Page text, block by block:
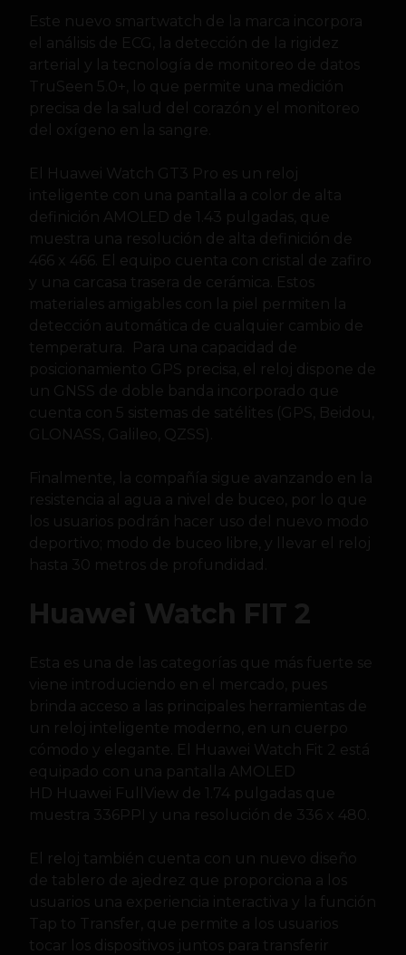
Este nuevo smartwatch de la marca incorpora
el análisis de ECG, la detección de la rigidez
arterial y la tecnología de monitoreo de datos
TruSeen 5.0+, lo que permite una medición
precisa de la salud del corazón y el monitoreo
del oxígeno en la sangre.
El Huawei Watch GT3 Pro es un reloj
inteligente con una pantalla a color de alta
definición AMOLED de 1.43 pulgadas, que
muestra una resolución de alta definición de
466 x 466. El equipo cuenta con cristal de zafiro
y una carcasa trasera de cerámica. Estos
materiales amigables con la piel permiten la
detección automática de cualquier cambio de
temperatura. Para una capacidad de
posicionamiento GPS precisa, el reloj dispone de
un GNSS de doble banda incorporado que
cuenta con 5 sistemas de satélites (GPS, Beidou,
GLONASS, Galileo, QZSS).
Finalmente, la compañía sigue avanzando en la
resistencia al agua a nivel de buceo, por lo que
los usuarios podrán hacer uso del nuevo modo
deportivo; modo de buceo libre, y llevar el reloj
hasta 30 metros de profundidad.
Huawei Watch FIT 2
Esta es una de las categorías que más fuerte se
viene introduciendo en el mercado, pues
brinda acceso a las principales herramientas de
un reloj inteligente moderno, en un cuerpo
cómodo y elegante. El Huawei Watch Fit 2 está
equipado con una pantalla AMOLED
HD Huawei FullView de 1.74 pulgadas que
muestra 336PPI y una resolución de 336 x 480.
El reloj también cuenta con un nuevo diseño
de tablero de ajedrez que proporciona a los
usuarios una experiencia interactiva y la función
Tap to Transfer, que permite a los usuarios
tocar los dispositivos juntos para transferir